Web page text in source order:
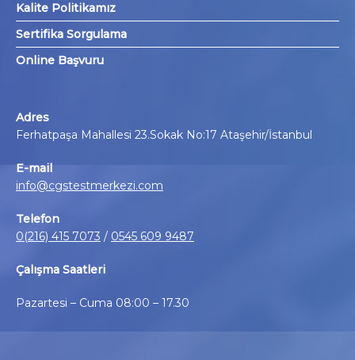
Kalite Politikamız
Sertifika Sorgulama
Online Başvuru
Adres
Ferhatpaşa Mahallesi 23.Sokak No:17 Ataşehir/İstanbul
E-mail
info@cgstestmerkezi.com
Telefon
0(216) 415 7073 / 0545 609 9487
Çalışma Saatleri
Pazartesi – Cuma 08:00 – 17.30